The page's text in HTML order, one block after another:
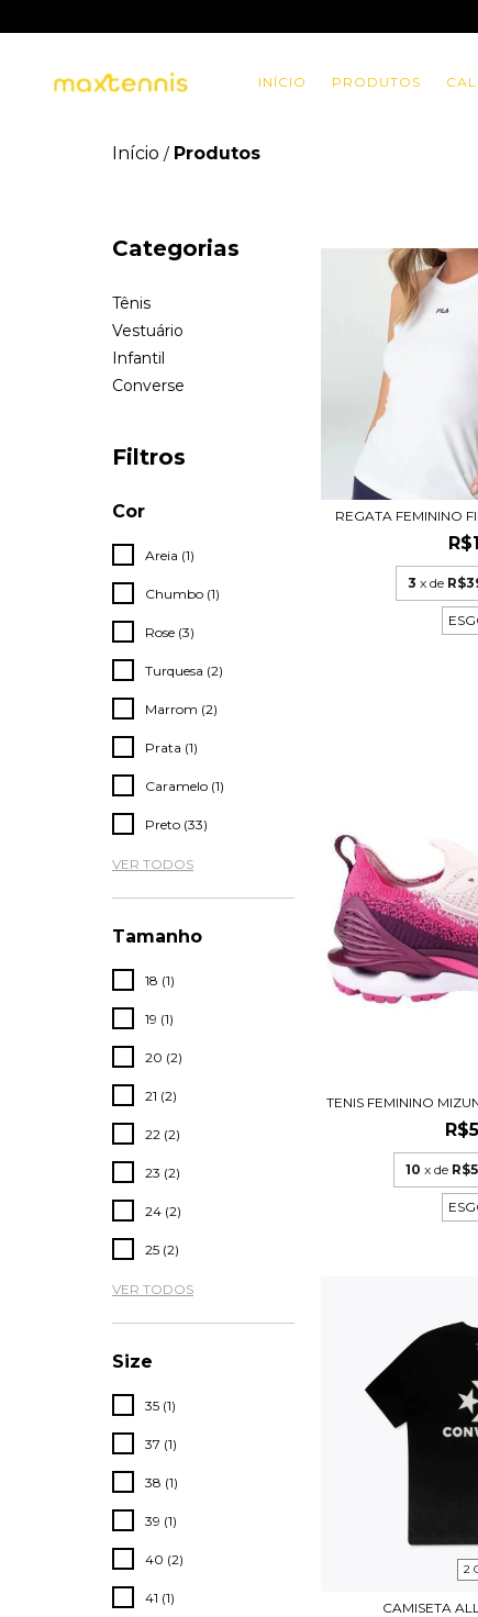
INÍCIO PRODUTOS
Início / Produtos
Categorias
Tênis
Vestuário
Infantil
Converse
Filtros
Cor
Areia (1)
Chumbo (1)
Rose (3)
Turquesa (2)
Marrom (2)
Prata (1)
Caramelo (1)
Preto (33)
VER TODOS
Tamanho
18 (1)
19 (1)
20 (2)
21 (2)
22 (2)
23 (2)
24 (2)
25 (2)
VER TODOS
Size
35 (1)
37 (1)
38 (1)
39 (1)
40 (2)
41 (1)
REGATA FEMININO
3 x de
TENIS FEMININO
10 x de
2
CAMISETA